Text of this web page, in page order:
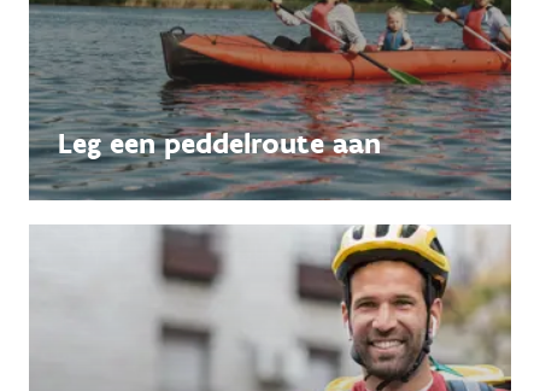
Leg een peddelroute aan